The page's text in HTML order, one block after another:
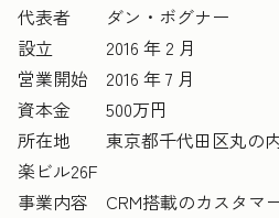
代表者 ダン・ボグナー
設立 2016 年 2 月
営業開始 2016 年 7 月
資本金 500万円
所在地 東京都千代田区丸の内
楽ビル26F
事業内容 CRM搭載のカスタマ